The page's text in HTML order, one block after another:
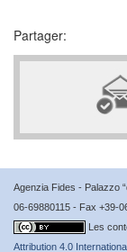
Partager:
Agenzia Fides - Palazzo
06-69880115 - Fax +39-
Les
Attribution 4.0